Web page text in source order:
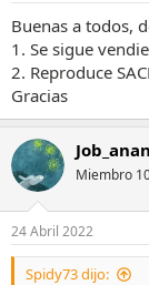
Buenas a todos,
1. Se sigue
2. Reproduce
Gracias
Miembro
24 Abril 2022
Spidy73 dijo: